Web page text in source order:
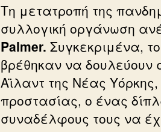
Τη μετατροπή της
συλλογική οργάνωση
Palmer. Συγκεκριμένα,
βρέθηκαν να δουλεύουν
Αϊλαντ της Νέας
προστασίας, ο ένας
συναδέλφους τους να